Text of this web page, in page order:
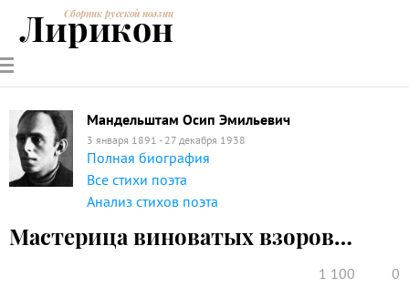
РУССКИЕ
ПОЭТЫ
СОВРЕМЕННИКИЭНЦИКЛОПЕДИЯ
ПОЭЗИИ
Сборник русской поэзии
Лирикон
Мандельштам Осип Эмильевич
3 января 1891 - 27 декабря 1938
Полная биография
Все стихи поэта
Анализ стихов поэта
Мастерица виноватых взоров…
1 100 0